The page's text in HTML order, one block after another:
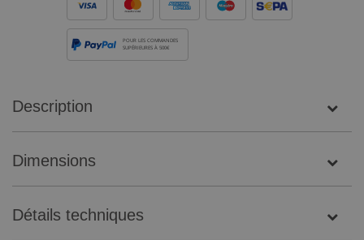
POUR LES COMMANDES
SUPÉRIEURES À 500€
Description
Dimensions
Détails techniques